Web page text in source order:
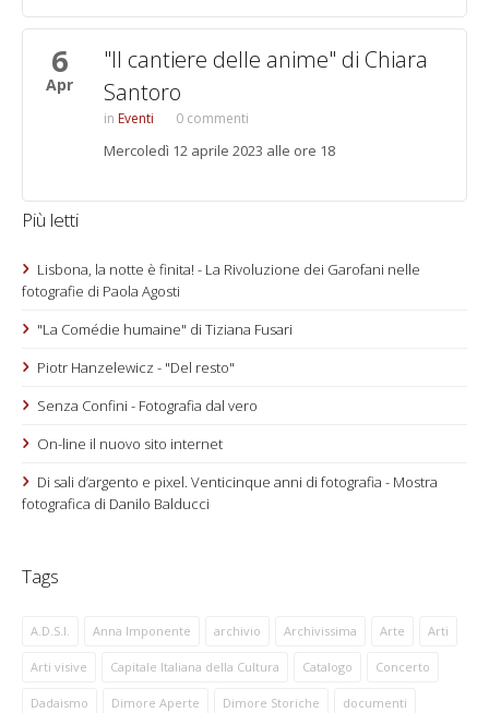
6
Apr
"Il cantiere delle anime" di Chiara
Santoro
Eventi 0 commenti
Mercoledì 12 aprile 2023 alle ore 18
Più letti
Lisbona, la notte è finita! - La Rivoluzione dei Garofani nelle
fotografie di Paola Agosti
"La Comédie humaine" di Tiziana Fusari
Piotr Hanzelewicz - "Del resto"
Senza Confini - Fotografia dal vero
On-line il nuovo sito internet
Di sali d’argento e pixel. Venticinque anni di fotografia - Mostra
fotografica di Danilo Balducci
Tags
A.D.S.I. Anna Imponente archivio Archivissima Arte Arti
Arti visive Capitale Italiana della Cultura Catalogo Concerto
Dadaismo Dimore Aperte Dimore Storiche documenti